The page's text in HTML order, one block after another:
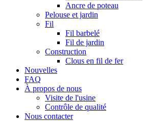
Ancre de poteau
Pelouse et jardin
Fil
Fil barbelé
Fil de jardin
Construction
Clous en fil de fer
Nouvelles
FAQ
À propos de nous
Visite de l'usine
Contrôle de qualité
Nous contacter